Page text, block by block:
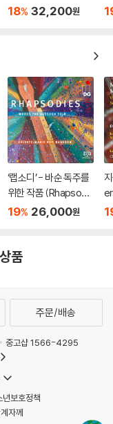
& 9번 '그레이트' (Sch
18% 32,200원
‘랩소디’ - 바순 독주를
위한 작품 (Rhapsodi
es: Works for Basso
19% 26,000원
품
주문/배송
중고샵 1566-4295
년보호정책
자께